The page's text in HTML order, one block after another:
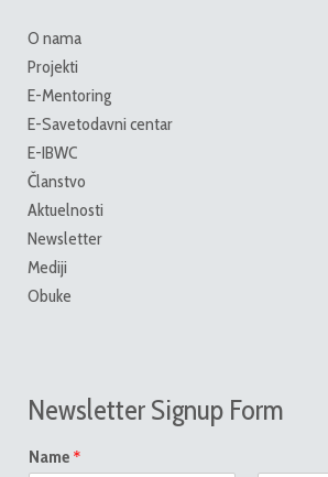
O nama
Projekti
E-Mentoring
E-Savetodavni centar
E-IBWC
Članstvo
Aktuelnosti
Newsletter
Mediji
Obuke
Newsletter Signup Form
Name *